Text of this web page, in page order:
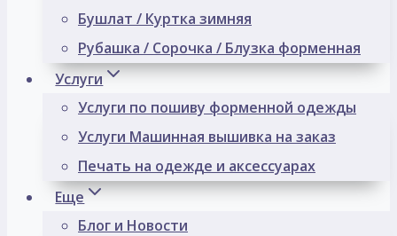
Бушлат / Куртка зимняя
Рубашка / Сорочка / Блузка форменная
Услуги
Услуги по пошиву форменной одежды
Услуги Машинная вышивка на заказ
Печать на одежде и аксессуарах
Еще
Блог и Новости